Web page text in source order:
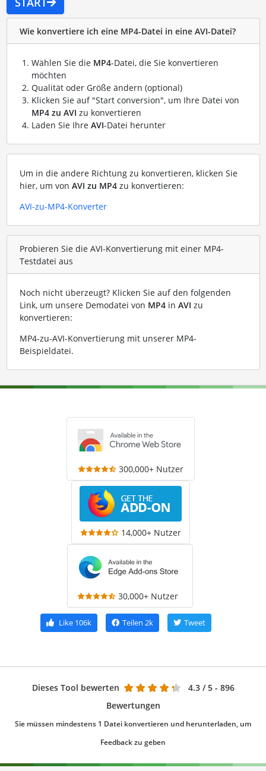
Wie konvertiere ich eine MP4-Datei in eine AVI-Datei?
Wählen Sie die MP4-Datei, die Sie konvertieren
möchten
Qualität oder Größe ändern (optional)
Klicken Sie auf "Start conversion", um Ihre Datei von
MP4 zu AVI zu konvertieren
Laden Sie Ihre AVI-Datei herunter
Um in die andere Richtung zu konvertieren, klicken Sie
hier, um von AVI zu MP4zu konvertieren:
AVI-zu-MP4-Konverter
Probieren Sie die AVI-Konvertierung mit einer MP4-
Testdatei aus
Noch nicht überzeugt? Klicken Sie auf den folgenden
Link, um unsere Demodatei von MP4in AVI zu
konvertieren:
MP4-zu-AVI-Konvertierung mit unserer MP4-
Beispieldatei.
300,000+ Nutzer
14,000+ Nutzer
30,000+ Nutzer
Like 106k Teilen 2k Tweet
Dieses Tool bewerten 4.3 / 5 - 896
Bewertungen
Sie müssen mindestens 1 Datei konvertieren und herunterladen, um
Feedback zu geben